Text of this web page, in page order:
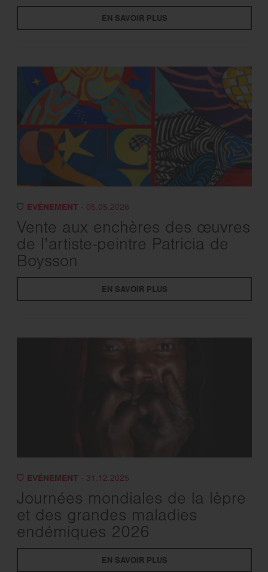
EN SAVOIR PLUS
EVÉNEMENT - 05.05.2026
Vente aux enchères des œuvres
de l’artiste-peintre Patricia de
Boysson
EN SAVOIR PLUS
EVÉNEMENT - 31.12.2025
Journées mondiales de la lèpre
et des grandes maladies
endémiques 2026
EN SAVOIR PLUS